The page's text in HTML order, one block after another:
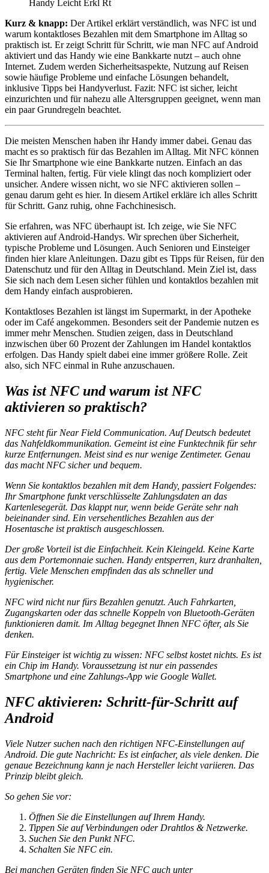
Kurz & knapp: Der Artikel erklärt verständlich, was NFC ist und
warum kontaktloses Bezahlen mit dem Smartphone im Alltag so
praktisch ist. Er zeigt Schritt für Schritt, wie man NFC auf Android
aktiviert und das Handy wie eine Bankkarte nutzt – auch ohne
Internet. Zudem werden Sicherheitsaspekte, Nutzung auf Reisen
sowie häufige Probleme und einfache Lösungen behandelt,
inklusive Tipps bei Handyverlust. Fazit: NFC ist sicher, leicht
einzurichten und für nahezu alle Altersgruppen geeignet, wenn man
ein paar Grundregeln beachtet.
Die meisten Menschen haben ihr Handy immer dabei. Genau das
macht es so praktisch für das Bezahlen im Alltag. Mit NFC können
Sie Ihr Smartphone wie eine Bankkarte nutzen. Einfach an das
Terminal halten, fertig. Für viele klingt das noch kompliziert oder
unsicher. Andere wissen nicht, wo sie NFC aktivieren sollen –
genau darum geht es hier. In diesem Artikel erkläre ich alles Schritt
für Schritt. Ganz ruhig, ohne Fachchinesisch.
Sie erfahren, was NFC überhaupt ist. Ich zeige, wie Sie NFC
aktivieren auf Android‑Handys. Wir sprechen über Sicherheit,
typische Probleme und Lösungen. Auch Senioren und Einsteiger
finden hier klare Anleitungen. Dazu gibt es Tipps für Reisen, für den
Datenschutz und für den Alltag in Deutschland. Mein Ziel ist, dass
Sie sich nach dem Lesen sicher fühlen und kontaktlos bezahlen mit
dem Handy einfach ausprobieren.
Kontaktloses Bezahlen ist längst im Supermarkt, in der Apotheke
oder im Café angekommen. Besonders seit der Pandemie nutzen es
immer mehr Menschen. Studien zeigen, dass in Deutschland
inzwischen über 60 Prozent der Zahlungen im Handel kontaktlos
erfolgen. Das Handy spielt dabei eine immer größere Rolle. Zeit
also, sich NFC einmal in Ruhe anzuschauen.
Was ist NFC und warum ist NFC
aktivieren so praktisch?
NFC steht für Near Field Communication. Auf Deutsch bedeutet
das Nahfeldkommunikation. Gemeint ist eine Funktechnik für sehr
kurze Entfernungen. Meist sind es nur wenige Zentimeter. Genau
das macht NFC sicher und bequem.
Wenn Sie kontaktlos bezahlen mit dem Handy, passiert Folgendes:
Ihr Smartphone funkt verschlüsselte Zahlungsdaten an das
Kartenlesegerät. Das klappt nur, wenn beide Geräte sehr nah
beieinander sind. Ein versehentliches Bezahlen aus der
Hosentasche ist praktisch ausgeschlossen.
Der große Vorteil ist die Einfachheit. Kein Kleingeld. Keine Karte
aus dem Portemonnaie suchen. Handy entsperren, kurz dranhalten,
fertig. Viele Menschen empfinden das als schneller und
hygienischer.
NFC wird nicht nur fürs Bezahlen genutzt. Auch Fahrkarten,
Zugangskarten oder das schnelle Koppeln von Bluetooth‑Geräten
funktionieren damit. Im Alltag begegnet Ihnen NFC öfter, als Sie
denken.
Für Einsteiger ist wichtig zu wissen: NFC selbst kostet nichts. Es ist
ein Chip im Handy. Voraussetzung ist nur ein passendes
Smartphone und eine Zahlungs‑App wie Google Wallet.
NFC aktivieren: Schritt‑für‑Schritt auf
Android
Viele Nutzer suchen nach den richtigen NFC‑Einstellungen auf
Android. Die gute Nachricht: Es ist einfacher, als viele denken. Die
genaue Bezeichnung kann je nach Hersteller leicht variieren. Das
Prinzip bleibt gleich.
So gehen Sie vor:
Öffnen Sie die Einstellungen auf Ihrem Handy.
Tippen Sie auf Verbindungen oder Drahtlos & Netzwerke.
Suchen Sie den Punkt NFC.
Schalten Sie NFC ein.
Bei manchen Geräten finden Sie NFC auch unter